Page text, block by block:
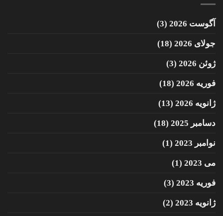
آگوست 2026
(3)
جولای 2026
(18)
ژوئن 2026
(3)
فوریه 2026
(18)
ژانویه 2026
(13)
دسامبر 2025
(18)
نوامبر 2023
(1)
می 2023
(1)
فوریه 2023
(3)
ژانویه 2023
(2)